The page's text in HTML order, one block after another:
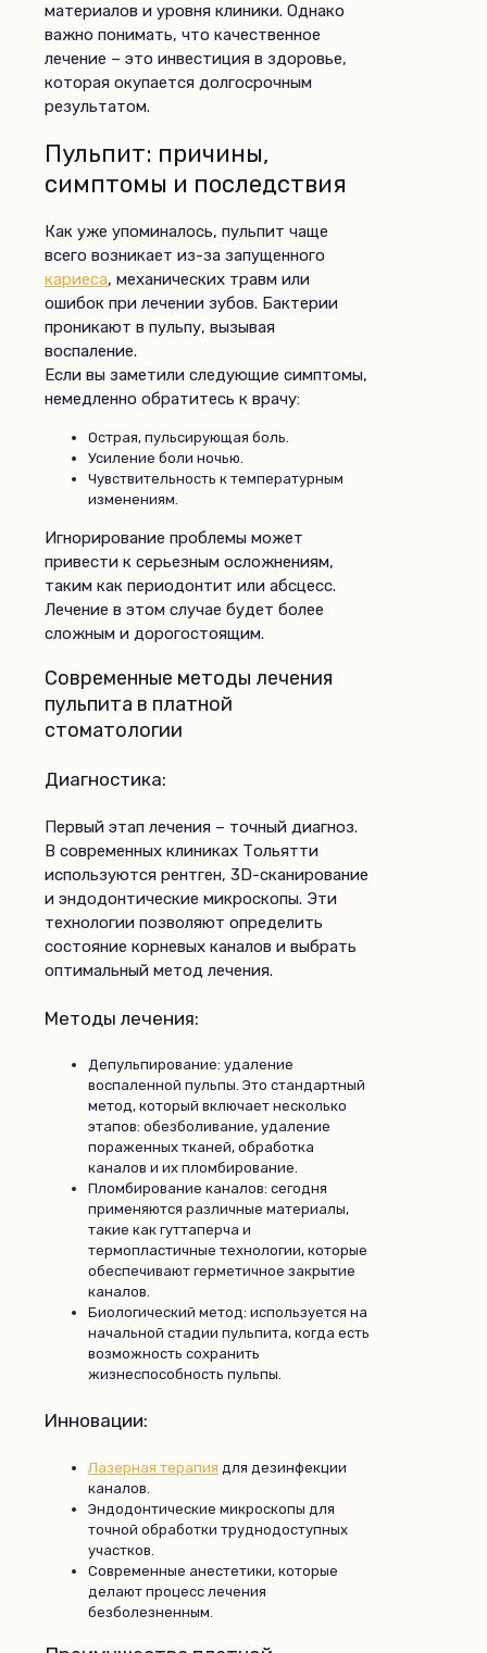
материалов и уровня клиники. Однако
важно понимать, что качественное
лечение – это инвестиция в здоровье,
которая окупается долгосрочным
результатом.
Пульпит: причины,
симптомы и последствия
Как уже упоминалось, пульпит чаще
всего возникает из-за запущенного
кариеса, механических травм или
ошибок при лечении зубов. Бактерии
проникают в пульпу, вызывая
воспаление.
Если вы заметили следующие симптомы,
немедленно обратитесь к врачу:
Острая, пульсирующая боль.
Усиление боли ночью.
Чувствительность к температурным
изменениям.
Игнорирование проблемы может
привести к серьезным осложнениям,
таким как периодонтит или абсцесс.
Лечение в этом случае будет более
сложным и дорогостоящим.
Современные методы лечения
пульпита в платной
стоматологии
Диагностика:
Первый этап лечения – точный диагноз.
В современных клиниках Тольятти
используются рентген, 3D-сканирование
и эндодонтические микроскопы. Эти
технологии позволяют определить
состояние корневых каналов и выбрать
оптимальный метод лечения.
Методы лечения:
Депульпирование: удаление
воспаленной пульпы. Это стандартный
метод, который включает несколько
этапов: обезболивание, удаление
пораженных тканей, обработка
каналов и их пломбирование.
Пломбирование каналов: сегодня
применяются различные материалы,
такие как гуттаперча и
термопластичные технологии, которые
обеспечивают герметичное закрытие
каналов.
Биологический метод: используется на
начальной стадии пульпита, когда есть
возможность сохранить
жизнеспособность пульпы.
Инновации:
Лазерная терапия для дезинфекции
каналов.
Эндодонтические микроскопы для
точной обработки труднодоступных
участков.
Современные анестетики, которые
делают процесс лечения
безболезненным.